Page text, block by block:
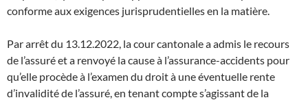
conforme aux exigences jurisprudentielles en la matière.
Par arrêt du 13.12.2022, la cour cantonale a admis le recours
de l’assuré et a renvoyé la cause à l’assurance-accidents pour
qu’elle procède à l’examen du droit à une éventuelle rente
d’invalidité de l’assuré, en tenant compte s’agissant de la